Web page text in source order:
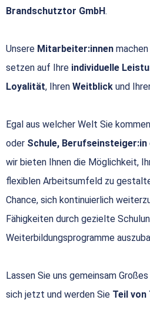
Brandschutztor GmbH.
Unsere Mitarbeiter:innen
setzen auf Ihre individuelle
Loyalität, Ihren Weitblick und
Egal aus welcher Welt Sie
oder Schule, Berufseinsteiger:in
wir bieten Ihnen die Möglichkeit,
flexiblen Arbeitsumfeld zu
Chance, sich kontinuierlich
Fähigkeiten durch gezielte
Weiterbildungsprogramme
Lassen Sie uns gemeinsam
sich jetzt und werden Sie Teil